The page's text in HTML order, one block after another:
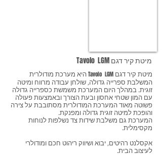
מיטת קיר דגם Tavolo LGM
מיטת קיר דגם Tavolo LGM היא מערכת מודולרית
המשלבת ספרייה גדולה, שולחן עבודה מרווח ומיטה
זוגית. במהלך היום המערכת משמשת כספרייה גדולה
עם המון שטחי אחסון ובעת הצורך ובאמצעות פעולה
פשוטה מאוד המערכת המודולרית מסתובבת על צירה
והופכת למיטה זוגית גדולה ומפנקת.
המערכת גם משלבת שידות צד נשלפות לנוחות
מקסימלית.
אקסלנט רהיטים, יבוא ושיווק ריהוט חכם ומודולרי
לעיצוב הבית.